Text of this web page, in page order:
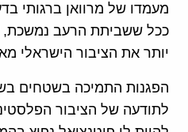
מעמדו של מרוואן ברגותי
ככל ששביתת הרעב נמשכת,
יותר את הציבור הישראלי
הפגנות התמיכה בשטחים
לתודעה של הציבור